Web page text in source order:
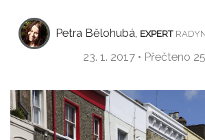
Petra Bělohubá, EXPERT
23. 1. 2017 • Přečteno